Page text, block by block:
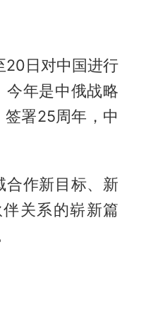
20日对中国进行
今年是中俄战略
署25周年，中
合作新目标、新
关系的崭新篇